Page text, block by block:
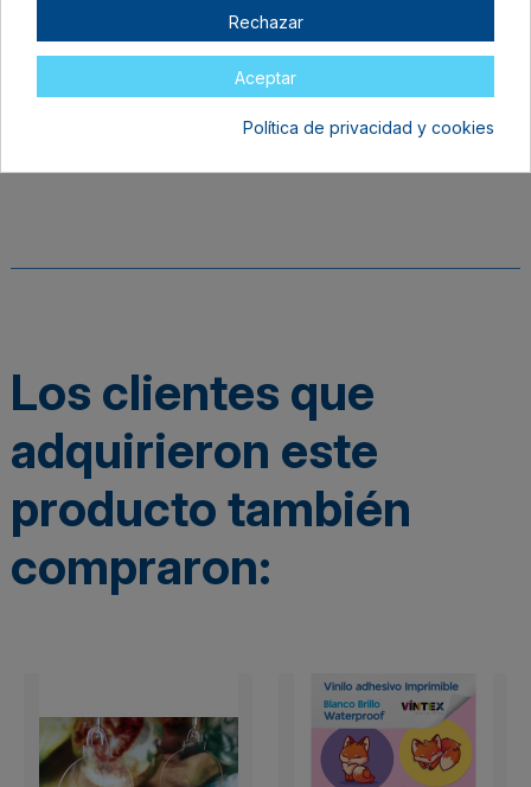
y seguir aclarando. Si persiste la irritación ocular,
consultar a un médico.
Los clientes que
adquirieron este
producto también
compraron:
Rechazar
Aceptar
Política de privacidad y cookies